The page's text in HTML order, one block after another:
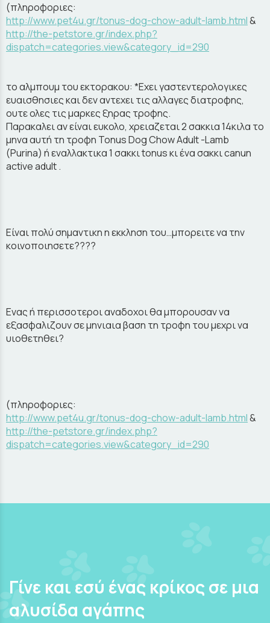
(πληροφοριες:
http://www.pet4u.gr/tonus-dog-chow-adult-lamb.html&
http://the-petstore.gr/index.php?
dispatch=categories.view&category_id=290
το αλμπουμ του εκτορακου: *Εχει γαστεντερολογικες
ευαισθησιες και δεν αντεχει τις αλλαγες διατροφης,
ουτε ολες τις μαρκες ξηρας τροφης.
Παρακαλει αν είναι ευκολο, χρειαζεται 2 σακκια 14κιλα το
μηνα αυτή τη τροφη Tonus Dog Chow Adult -Lamb
(Purina) ή εναλλακτικα 1 σακκι tonus κι ένα σακκι canun
active adult .
Είναι πολύ σημαντικη η εκκληση του…μπορειτε να την
κοινοποιησετε????
Ενας ή περισσοτεροι αναδοχοι θα μπορουσαν να
εξασφαλιζουν σε μηνιαια βαση τη τροφη του μεχρι να
υιοθετηθει?
(πληροφοριες:
http://www.pet4u.gr/tonus-dog-chow-adult-lamb.html&
http://the-petstore.gr/index.php?
dispatch=categories.view&category_id=290
Γίνε και εσύ ένας κρίκος σε μια
αλυσίδα αγάπης